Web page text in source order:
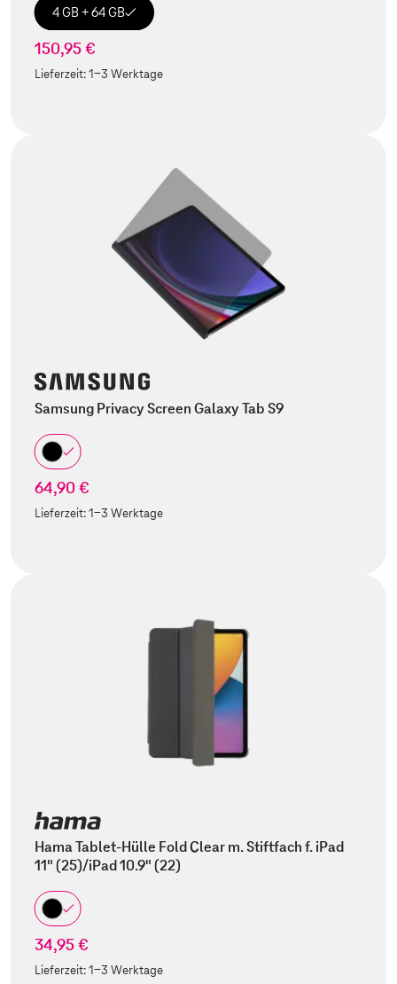
4 GB + 64 GB
150,95 €
Lieferzeit:1-3 Werktage
Samsung Privacy Screen Galaxy Tab S9
64,90 €
Lieferzeit:1-3 Werktage
Hama Tablet-Hülle Fold Clear m. Stiftfach f. iPad
11" (25)/iPad 10.9" (22)
34,95 €
Lieferzeit:1-3 Werktage